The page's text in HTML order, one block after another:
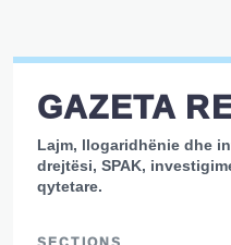
GAZETA
Lajm, llogaridhënie dhe
drejtësi, SPAK,
qytetare.